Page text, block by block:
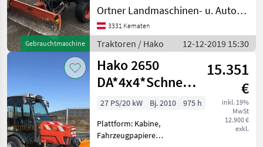
MARKTPLATZ
Marktplatz Händlerangebote Kleinanzeigen
Gebrauchtmaschine
Schneeketten vorne,
Frontgewicht, ,
Privatvermittlung, näheres
Tel. Traktoren Spezial- und
Kleintraktoren
Ortner Landmaschinen- u. Autohandel
3331 Kematen
Traktoren / Hako 12-12-2019 15:30
Hako 2650
DA*4x4*Schneepflug
+ Streuer*nur
975 Std.
15.351
€
inkl. 19%
MwSt
12.900 €
exkl.
27 PS/20 kW Bj. 2010
975 h
Plattform: Kabine,
Fahrzeugpapiere